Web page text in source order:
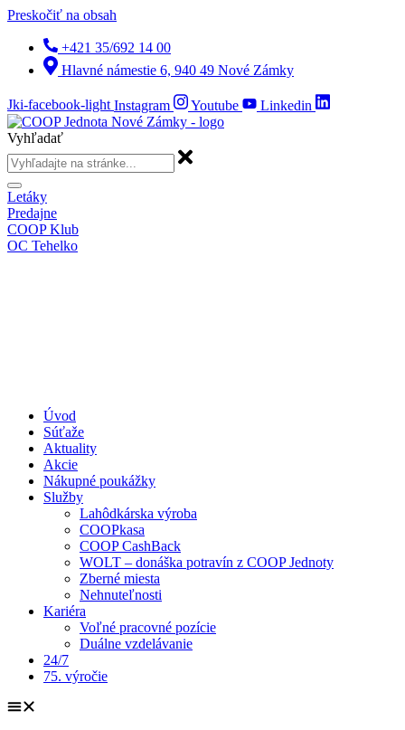
Preskočiť na obsah
+421 35/692 14 00
Hlavné námestie 6, 940 49 Nové Zámky
Jki-facebook-light Instagram Youtube Linkedin
Vyhľadať
Letáky
Predajne
COOP Klub
OC Tehelko
Úvod
Súťaže
Aktuality
Akcie
Nákupné poukážky
Služby
Lahôdkárska výroba
COOPkasa
COOP CashBack
WOLT – donáška potravín z COOP Jednoty
Zberné miesta
Nehnuteľnosti
Kariéra
Voľné pracovné pozície
Duálne vzdelávanie
24/7
75. výročie